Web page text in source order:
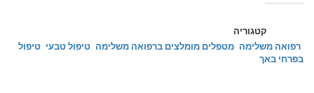
קטגוריה
רפואה משלימה מטפלים מומלצים ברפואה משלימה טיפול טבעי טיפול
בפרחי באך